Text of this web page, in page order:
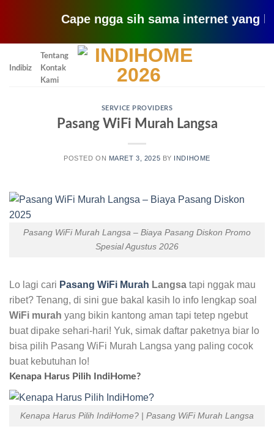
Cape ngga sih sama internet yang
Indibiz
Tentang
Kontak
Kami
SERVICE PROVIDERS
Pasang WiFi Murah Langsa
POSTED ON MARET 3, 2025 BY INDIHOME
Pasang WiFi Murah Langsa – Biaya Pasang Diskon Promo
Spesial Agustus 2026
Lo lagi cari Pasang WiFi Murah Langsa tapi nggak mau
ribet? Tenang, di sini gue bakal kasih lo info lengkap soal
WiFi murah yang bikin kantong aman tapi tetep ngebut
buat dipake sehari-hari! Yuk, simak daftar paketnya biar lo
bisa pilih Pasang WiFi Murah Langsa yang paling cocok
buat kebutuhan lo!
Kenapa Harus Pilih IndiHome?
Kenapa Harus Pilih IndiHome? | Pasang WiFi Murah Langsa